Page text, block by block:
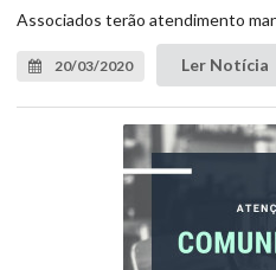
Associados terão atendimento
20/03/2020 Ler Notícia